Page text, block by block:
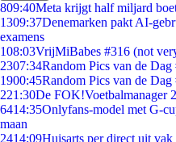
809:40Meta krijgt half miljard
1309:37Denemarken pakt AI-
examens
108:03VrijMiBabes #316 (not
2307:34Random Pics van de Dag
1900:45Random Pics van de Dag
221:30De FOK!Voetbalmanager
6414:35Onlyfans-model met G-
maan
2414:09Huisarts per direct uit